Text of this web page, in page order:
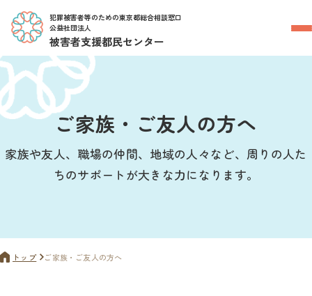
犯罪被害者等のための東京都総合相談窓口
公益社団法人
被害者支援都民センター
ご家族・ご友人の方へ
家族や友人、職場の仲間、地域の人々など、周りの人た
ちのサポートが大きな力になります。
トップ ご家族・ご友人の方へ